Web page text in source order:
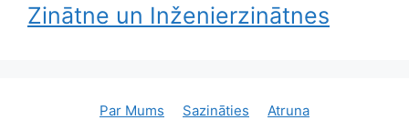
Zinātne un Inženierzinātnes
Par Mums Sazināties
Atruna